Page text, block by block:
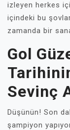
izleyen herkes
içindeki bu
zamanda bir
Gol
Sevinç
Düşünün! Son
şampiyon